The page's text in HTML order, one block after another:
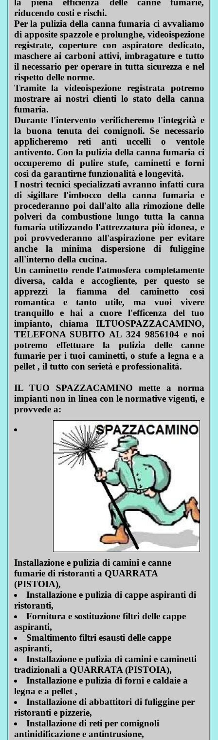
la piena efficienza delle canne fumarie,
riducendo costi e rischi.
Per la pulizia della canna fumaria ci avvaliamo
di apposite spazzole e prolunghe, videoispezione
registrate, coperture con aspiratore dedicato,
maschere ai carboni attivi, imbragature e tutto
il necessario per operare in tutta sicurezza e nel
rispetto delle norme.
Tramite la videoispezione registrata potremo
mostrare ai nostri clienti lo stato della canna
fumaria.
Durante l'intervento verificheremo l'integrità e
la buona tenuta dei comignoli. Se necessario
applicheremo reti anti uccelli o ventole
antivento. Con la pulizia della canna fumaria ci
occuperemo di pulire stufe, caminetti e forni
così da garantirne funzionalità e longevità.
I nostri tecnici specializzati avranno infatti cura
di sigillare l'imbocco della canna fumaria e
procederanno poi dall'alto alla rimozione delle
polveri da combustione lungo tutta la canna
fumaria utilizzando l'attrezzatura più idonea, e
poi provvederanno all'aspirazione per evitare
anche la minima dispersione di fuliggine
all'interno della cucina.
Un caminetto rende l'atmosfera completamente
diversa, calda e accogliente, per questo se
apprezzi la fiamma del caminetto così
romantica e tanto utile, ma vuoi vivere
tranquillo e hai a cuore l'efficenza del tuo
impianto, chiama ILTUOSPAZZACAMINO,
TELEFONA SUBITO AL 324 9856104 e noi
potremo effettuare la pulizia delle canne
fumarie per i tuoi caminetti, o stufe a legna e a
pellet , il tutto con serietà e professionalità.
IL TUO SPAZZACAMINO mette a norma
impianti non in linea con le normative vigenti, e
provvede a:
Installazione e pulizia di camini e canne
fumarie di ristoranti a QUARRATA
(PISTOIA),
Installazione e pulizia di cappe aspiranti di
ristoranti,
Fornitura e sostituzione filtri delle cappe
aspiranti,
Smaltimento filtri esausti delle cappe
aspiranti,
Installazione e pulizia di camini e caminetti
tradizionali a QUARRATA (PISTOIA),
Installazione e pulizia di forni e caldaie a
legna e a pellet ,
Installazione di abbattitori di fuliggine per
ristoranti e pizzerie,
Installazione di reti per comignoli
antinidificazione e antintrusione,